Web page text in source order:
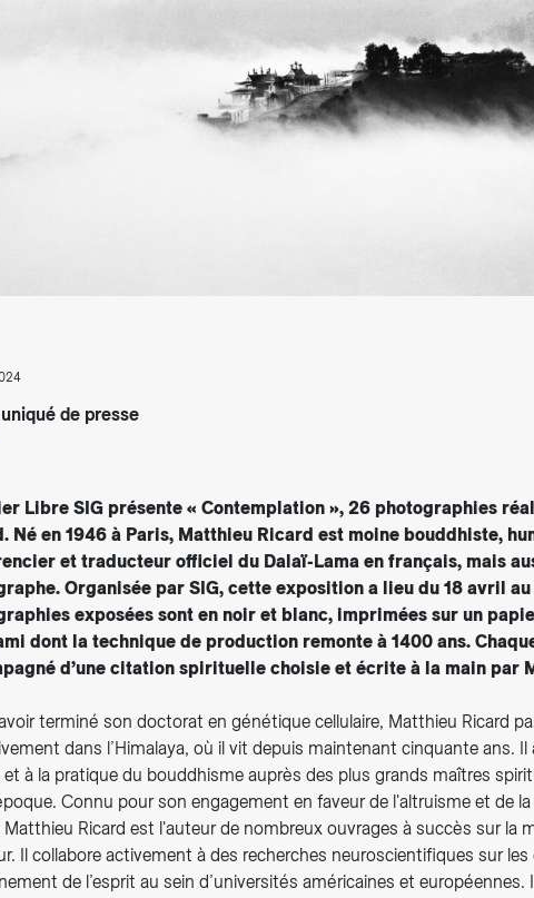
Tarifs et règlements
de presse
Libre SIG présente « Contemplation », 26 photographies
Né en 1946 à Paris, Matthieu Ricard est moine bouddhiste,
et traducteur officiel du Dalaï-Lama en français, mais
Organisée par SIG, cette exposition a lieu du 18 avril
exposées sont en noir et blanc, imprimées sur un
dont la technique de production remonte à 1400 ans.
d’une citation spirituelle choisie et écrite à la main par
terminé son doctorat en génétique cellulaire, Matthieu Ricard
dans l’Himalaya, où il vit depuis maintenant cinquante ans. Il
et à la pratique du bouddhisme auprès des plus grands maîtres
Connu pour son engagement en faveur de l'altruisme et de
Ricard est l'auteur de nombreux ouvrages à succès sur la
Il collabore activement à des recherches neuroscientifiques sur
de l’esprit au sein d’universités américaines et